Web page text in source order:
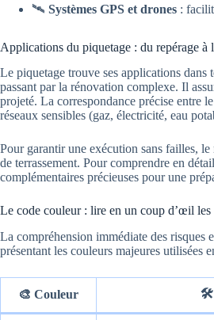
🛰️ Systèmes GPS et drones :
Applications du piquetage : du repérage à
Le piquetage trouve ses applications
passant par la rénovation complexe. Il
projeté. La correspondance précise entre
réseaux sensibles (gaz, électricité, eau
Pour garantir une exécution sans failles,
de terrassement. Pour comprendre en
complémentaires précieuses pour une
Le code couleur : lire en un coup d’œil les
La compréhension immédiate des risques
présentant les couleurs majeures utilisées
🎨 Couleur 🛠️